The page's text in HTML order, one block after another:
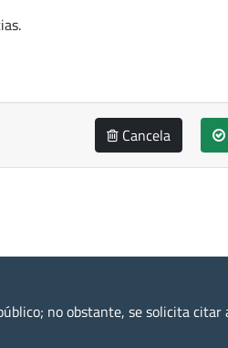
Cancela
no obstante, se solicita citar